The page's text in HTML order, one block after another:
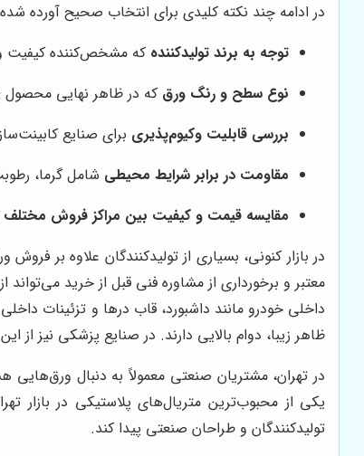
در ادامه چند نکته کلیدی برای انتخاب صحیح آورده
توجه به برند تولیدکننده که مشخص‌کننده کیفیت و
نوع سطح و رنگ ورق که در ظاهر نهایی محصول
بررسی قابلیت وکیوم‌پذیری برای صنایع
مقاومت در برابر شرایط محیطی شامل گرما،
مقایسه قیمت و کیفیت بین مراکز فروش مختلف
در بازار کنونی، بسیاری از تولیدکنندگان علاوه بر
معتبر و برخورداری از مشاوره فنی قبل از خرید
داخلی خودرو مانند داشبورد، قاب درها و تزئینات
ظاهر زیبا، دوام بالایی دارند. در صنایع پزشکی نیز
در تهران، مشتریان صنعتی معمولاً به دنبال ورق‌هایی
یکی از محبوب‌ترین متریال‌های پلاستیکی در بازار
تولیدکنندگان و طراحان صنعتی پیدا کند.